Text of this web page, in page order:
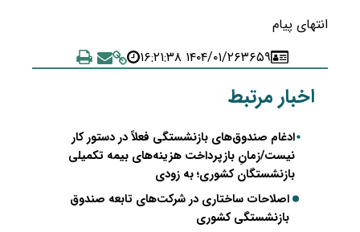
انتهای پیام
۳۶۵۹۱۴۰۴/۰۱/۲۶ ۱۶:۲۱:۳۸
اخبار مرتبط
ادغام صندوق‌های بازنشستگی فعلاً در دستور کار
نیست​/زمانِ بازپرداخت هزینه‌های بیمه تکمیلی
بازنشستگان کشوری؛ به زودی
اصلاحات ساختاری در شرکت‌های تابعه صندوق
بازنشستگی کشوری